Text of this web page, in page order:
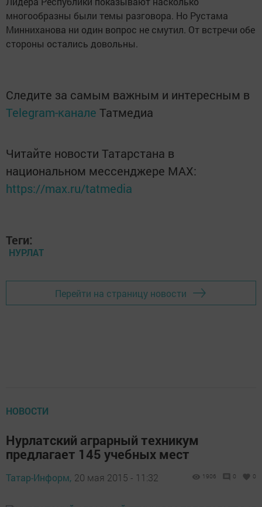
многообразны были темы разговора. Но Рустама
Минниханова ни один вопрос не смутил. От встречи обе
стороны остались довольны.
Следите за самым важным и интересным в
Telegram-канале Татмедиа
Читайте новости Татарстана в
национальном мессенджере MАХ:
https://max.ru/tatmedia
Теги:
НУРЛАТ
Перейти на страницу новости
НОВОСТИ
Нурлатский аграрный техникум
предлагает 145 учебных мест
Татар-Информ, 20 мая 2015 - 11:32 1906 0 0